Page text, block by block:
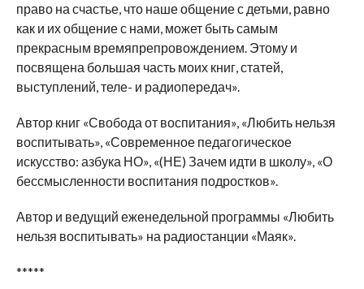
право на счастье, что наше общение с детьми, равно
как и их общение с нами, может быть самым
прекрасным времяпрепровождением. Этому и
посвящена большая часть моих книг, статей,
выступлений, теле- и радиопередач».
Автор книг «Свобода от воспитания», «Любить нельзя
воспитывать», «Современное педагогическое
искусство: азбука НО», «(НЕ) Зачем идти в школу», «О
бессмысленности воспитания подростков».
Автор и ведущий еженедельной программы «Любить
нельзя воспитывать» на радиостанции «Маяк».
*****